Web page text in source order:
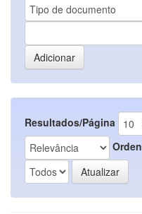
Resultados/Página